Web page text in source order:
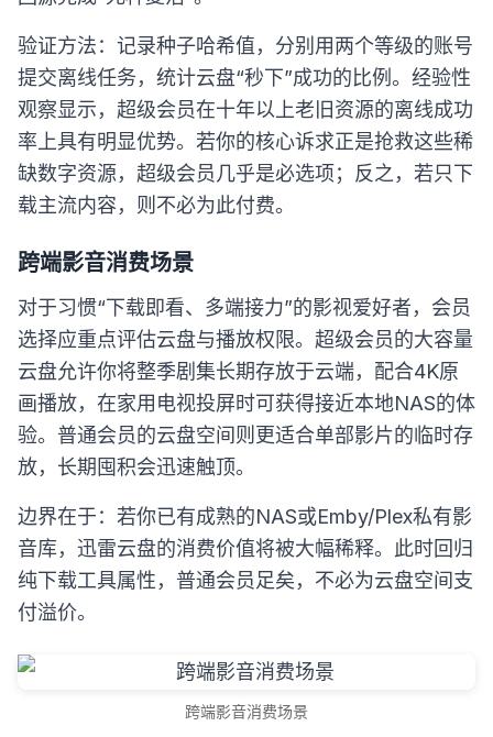
验证方法：记录种子哈希值，分别用两个等级的账号
提交离线任务，统计云盘“秒下”成功的比例。经验性
观察显示，超级会员在十年以上老旧资源的离线成功
率上具有明显优势。若你的核心诉求正是抢救这些稀
缺数字资源，超级会员几乎是必选项；反之，若只下
载主流内容，则不必为此付费。
跨端影音消费场景
对于习惯“下载即看、多端接力”的影视爱好者，会员
选择应重点评估云盘与播放权限。超级会员的大容量
云盘允许你将整季剧集长期存放于云端，配合4K原
画播放，在家用电视投屏时可获得接近本地NAS的体
验。普通会员的云盘空间则更适合单部影片的临时存
放，长期囤积会迅速触顶。
边界在于：若你已有成熟的NAS或Emby/Plex私有影
音库，迅雷云盘的消费价值将被大幅稀释。此时回归
纯下载工具属性，普通会员足矣，不必为云盘空间支
付溢价。
跨端影音消费场景